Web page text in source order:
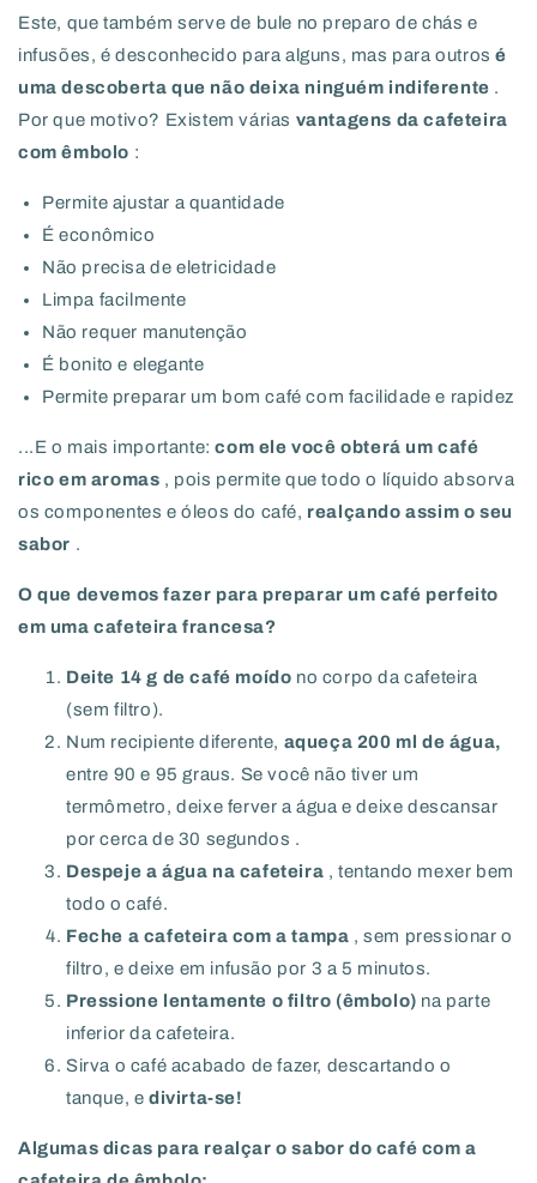
Este, que também serve de bule no preparo de chás e
infusões, é desconhecido para alguns, mas para outrosé
uma descoberta que não deixa ninguém indiferente .
Por que motivo? Existem várias vantagens da cafeteira
com êmbolo :
Permite ajustar a quantidade
É econômico
Não precisa de eletricidade
Limpa facilmente
Não requer manutenção
É bonito e elegante
Permite preparar um bom café com facilidade e rapidez
...E o mais importante:com ele você obterá um café
rico em aromas , pois permite que todo o líquido absorva
os componentes e óleos do café, realçando assim o seu
sabor .
O que devemos fazer para preparar um café perfeito
em uma cafeteira francesa?
Deite 14 g de café moído no corpo da cafeteira
(sem filtro).
Num recipiente diferente, aqueça 200 ml de água,
entre 90 e 95 graus. Se você não tiver um
termômetro, deixe ferver a água e deixe descansar
por cerca de 30 segundos .
Despeje a água na cafeteira , tentando mexer bem
todo o café.
Feche a cafeteira com a tampa , sem pressionar o
filtro, e deixe em infusão por 3 a 5 minutos.
Pressione lentamente o filtro (êmbolo) na parte
inferior da cafeteira.
Sirva o café acabado de fazer, descartando o
tanque, e divirta-se!
Algumas dicas para realçar o sabor do café com a